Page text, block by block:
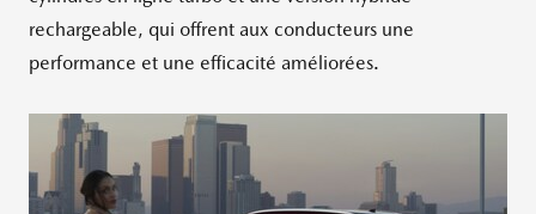
rechargeable, qui offrent aux conducteurs une
performance et une efficacité améliorées.